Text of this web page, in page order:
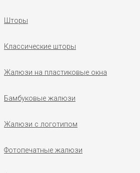
Шторы
Классические шторы
Жалюзи на пластиковые окна
Бамбуковые жалюзи
Жалюзи с логотипом
Фотопечатные жалюзи